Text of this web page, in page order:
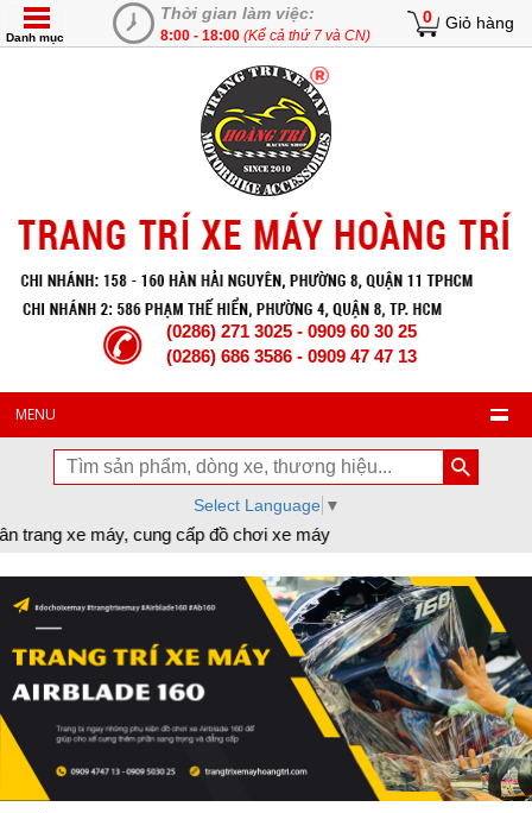
Thời gian làm việc:
8:00 - 18:00 (Kể cả thứ 7 và CN)
0 Giỏ hàng
Danh mục
(0286) 271 3025 - 0909 60 30 25
(0286) 686 3586 - 0909 47 47 13
MENU
Select Language ▼
xe máy, cung cấp đồ chơi xe máy